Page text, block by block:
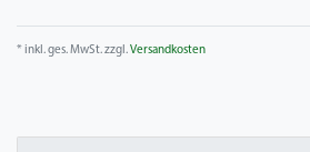
* inkl. ges. MwSt. zzgl.Versandkosten